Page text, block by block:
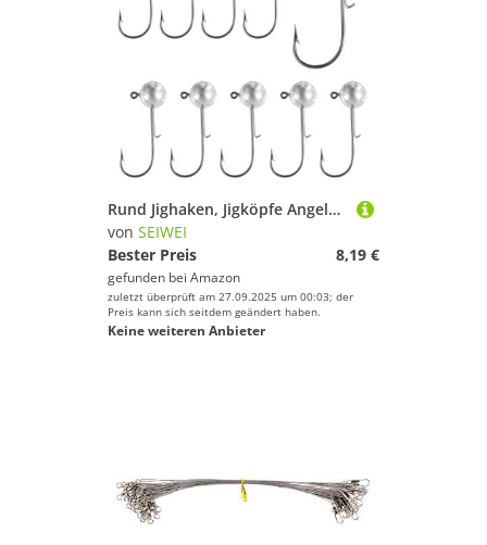
Rund Jighaken, Jigköpfe Angelhaken Angeln Haken mit 7g Gewichten, Angelgerät für Süßwasser und Salzwasser (10er Pack)
von SEIWEI
Bester Preis
8,19 €
gefunden bei Amazon
zuletzt überprüft am 27.09.2025 um 00:03; der
Preis kann sich seitdem geändert haben.
Keine weiteren Anbieter